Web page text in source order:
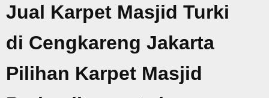
Jual Karpet Masjid Turki
di Cengkareng Jakarta
Pilihan Karpet Masjid